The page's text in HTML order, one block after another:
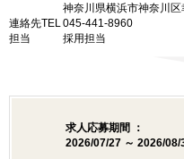
神奈川県横浜市神奈川
連絡先TEL045-441-8960
担当
採用担当
求人応募期間 ：
2026/07/27 ～ 2026/08/